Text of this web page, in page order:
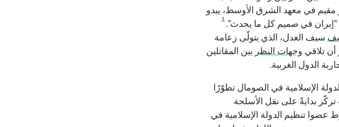
في معهد الشرق الأوسط، يبدو
"إيران في صميم كل ما يحدث". 3
سيف العدل، الذي يتولّى زعامة
أن تلاقي وجهات النظر بين المقاتلين
الدول الغربية.
الإسلامية في الصومال تطوّرًا
بدايةً على نقل الأسلحة
العامَين 2015 و2022، انخرط عضوا تنظيم الدولة الإسلامية في